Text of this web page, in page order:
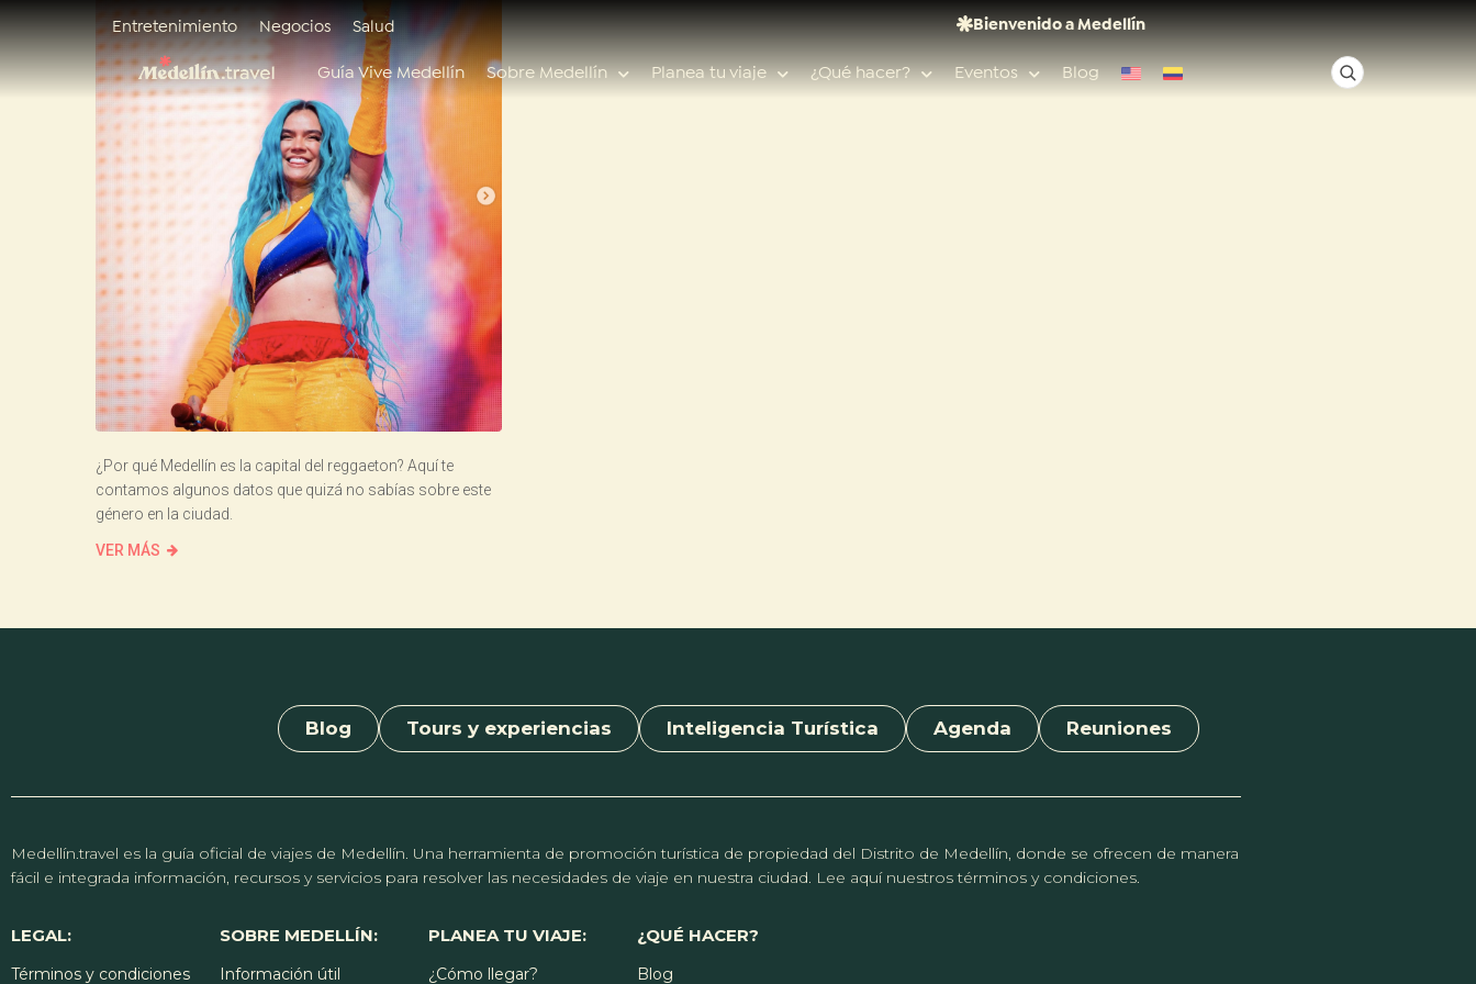
Entretenimiento Negocios Salud Bienvenido a Medellín
Guía Vive Medellín Sobre Medellín Planea tu viaje ¿Qué hacer? Eventos Blog
¿Por qué Medellín es la capital del reggaeton? Aquí te
contamos algunos datos que quizá no sabías sobre este
género en la ciudad.
VER MÁS
Blog Tours y experiencias Inteligencia Turística Agenda Reuniones
Medellín.travel es la guía oficial de viajes de Medellín. Una herramienta de promoción turística de propiedad del Distrito de Medellín, donde se ofrecen de manera
fácil e integrada información, recursos y servicios para resolver las necesidades de viaje en nuestra ciudad. Lee aquí nuestros términos y condiciones.
LEGAL:
Términos y condiciones
SOBRE MEDELLÍN:
Información útil
PLANEA TU VIAJE:
¿Cómo llegar?
¿QUÉ HACER?
Blog